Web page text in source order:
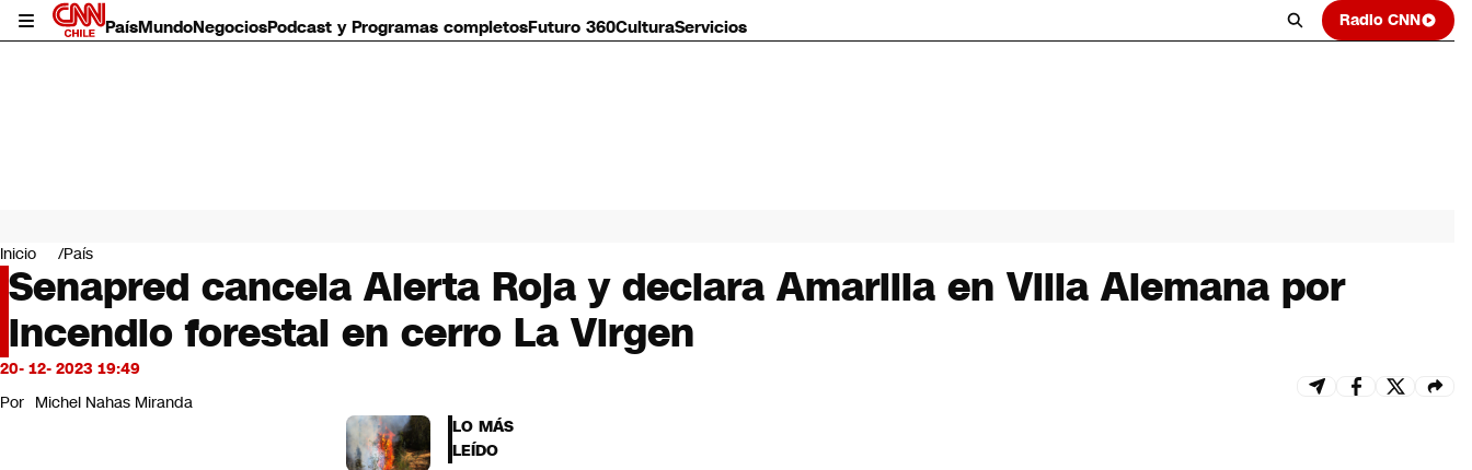
PaísMundoNegociosPodcast y Programas completosFuturo 360CulturaServicios Radio CNN
Mundo
Negocios
Deportes
Programas completos
Cultura
Servicios
Bits
CNN Data
Inicio País
Senapred cancela Alerta Roja y declara Amarilla en Villa Alemana por
incendio forestal en cerro La Virgen
20- 12- 2023 19:49
Por Michel Nahas Miranda
LO MÁS
LEÍDO